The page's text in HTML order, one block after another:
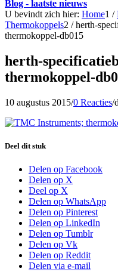
Blog - laatste nieuws
U bevindt zich hier: Home1 /
Thermokoppels2 / herth-
thermokoppel-db015
herth-
thermokoppel-
10 augustus 2015/0 Reacties/
Deel dit stuk
Delen op Facebook
Delen op X
Deel op X
Delen op WhatsApp
Delen op Pinterest
Delen op LinkedIn
Delen op Tumblr
Delen op Vk
Delen op Reddit
Delen via e-mail